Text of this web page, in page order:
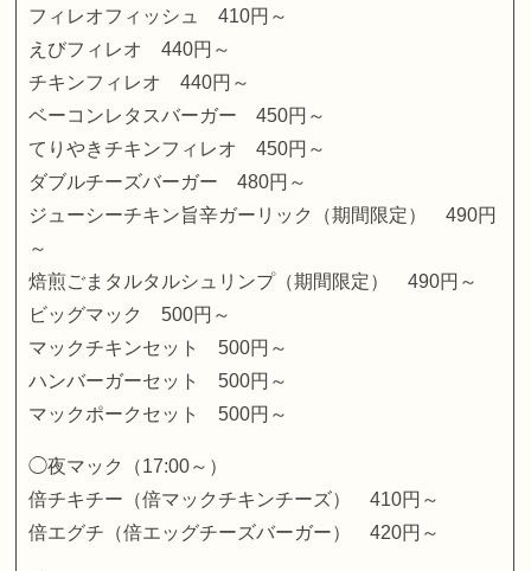
フィレオフィッシュ 410円～
えびフィレオ 440円～
チキンフィレオ 440円～
ベーコンレタスバーガー 450円～
てりやきチキンフィレオ 450円～
ダブルチーズバーガー 480円～
ジューシーチキン旨辛ガーリック（期間限定） 490円
～
焙煎ごまタルタルシュリンプ（期間限定） 490円～
ビッグマック 500円～
マックチキンセット 500円～
ハンバーガーセット 500円～
マックポークセット 500円～
◯夜マック（17:00～）
倍チキチー（倍マックチキンチーズ） 410円～
倍エグチ（倍エッグチーズバーガー） 420円～